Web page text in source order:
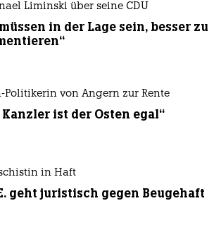
Liminski über seine CDU
in der Lage sein, besser zu
Politikerin von Angern zur Rente
Kanzler ist der Osten egal“
in Haft
geht juristisch gegen Beugehaft